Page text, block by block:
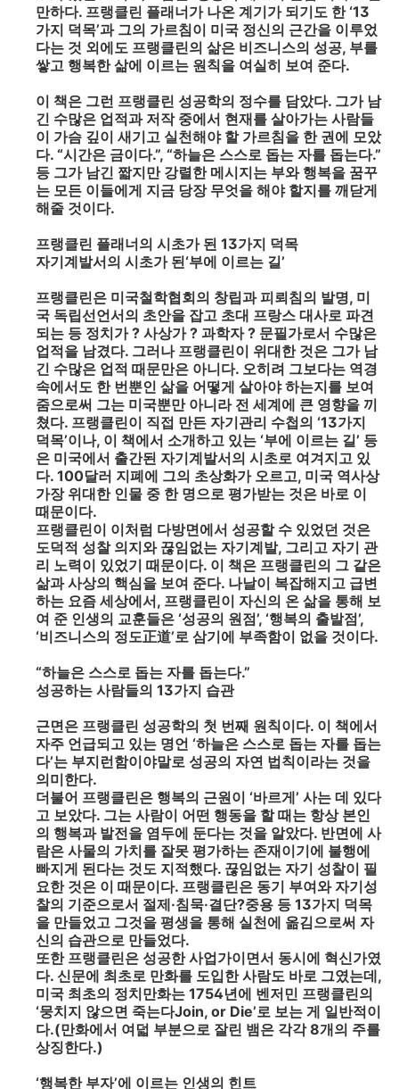
만하다. 프랭클린 플래너가 나온 계기가 되기도 한 ‘13
가지 덕목’과 그의 가르침이 미국 정신의 근간을 이루었
다는 것 외에도 프랭클린의 삶은 비즈니스의 성공, 부를
쌓고 행복한 삶에 이르는 원칙을 여실히 보여 준다.
이 책은 그런 프랭클린 성공학의 정수를 담았다. 그가 남
긴 수많은 업적과 저작 중에서 현재를 살아가는 사람들
이 가슴 깊이 새기고 실천해야 할 가르침을 한 권에 모았
다. “시간은 금이다.”, “하늘은 스스로 돕는 자를 돕는다.”
등 그가 남긴 짧지만 강렬한 메시지는 부와 행복을 꿈꾸
는 모든 이들에게 지금 당장 무엇을 해야 할지를 깨닫게
해줄 것이다.
프랭클린 플래너의 시초가 된 13가지 덕목
자기계발서의 시초가 된‘부에 이르는 길’
프랭클린은 미국철학협회의 창립과 피뢰침의 발명, 미
국 독립선언서의 초안을 잡고 초대 프랑스 대사로 파견
되는 등 정치가 ? 사상가 ? 과학자 ? 문필가로서 수많은
업적을 남겼다. 그러나 프랭클린이 위대한 것은 그가 남
긴 수많은 업적 때문만은 아니다. 오히려 그보다는 역경
속에서도 한 번뿐인 삶을 어떻게 살아야 하는지를 보여
줌으로써 그는 미국뿐만 아니라 전 세계에 큰 영향을 끼
쳤다. 프랭클린이 직접 만든 자기관리 수첩의 ‘13가지
덕목’이나, 이 책에서 소개하고 있는 ‘부에 이르는 길’ 등
은 미국에서 출간된 자기계발서의 시초로 여겨지고 있
다. 100달러 지폐에 그의 초상화가 오르고, 미국 역사상
가장 위대한 인물 중 한 명으로 평가받는 것은 바로 이
때문이다.
프랭클린이 이처럼 다방면에서 성공할 수 있었던 것은
도덕적 성찰 의지와 끊임없는 자기계발, 그리고 자기 관
리 노력이 있었기 때문이다. 이 책은 프랭클린의 그 같은
삶과 사상의 핵심을 보여 준다. 나날이 복잡해지고 급변
하는 요즘 세상에서, 프랭클린이 자신의 온 삶을 통해 보
여 준 인생의 교훈들은 ‘성공의 원점’, ‘행복의 출발점’,
‘비즈니스의 정도正道’로 삼기에 부족함이 없을 것이다.
“하늘은 스스로 돕는 자를 돕는다.”
성공하는 사람들의 13가지 습관
근면은 프랭클린 성공학의 첫 번째 원칙이다. 이 책에서
자주 언급되고 있는 명언 ‘하늘은 스스로 돕는 자를 돕는
다’는 부지런함이야말로 성공의 자연 법칙이라는 것을
의미한다.
더불어 프랭클린은 행복의 근원이 ‘바르게’ 사는 데 있다
고 보았다. 그는 사람이 어떤 행동을 할 때는 항상 본인
의 행복과 발전을 염두에 둔다는 것을 알았다. 반면에 사
람은 사물의 가치를 잘못 평가하는 존재이기에 불행에
빠지게 된다는 것도 지적했다. 끊임없는 자기 성찰이 필
요한 것은 이 때문이다. 프랭클린은 동기 부여와 자기성
찰의 기준으로서 절제·침묵·결단?중용 등 13가지 덕목
을 만들었고 그것을 평생을 통해 실천에 옮김으로써 자
신의 습관으로 만들었다.
또한 프랭클린은 성공한 사업가이면서 동시에 혁신가였
다. 신문에 최초로 만화를 도입한 사람도 바로 그였는데,
미국 최초의 정치만화는 1754년에 벤저민 프랭클린의
‘뭉치지 않으면 죽는다Join, or Die’로 보는 게 일반적이
다.(만화에서 여덟 부분으로 잘린 뱀은 각각 8개의 주를
상징한다.)
‘행복한 부자’에 이르는 인생의 힌트